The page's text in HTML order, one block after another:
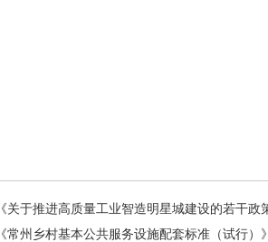
《关于推进高质量工业智造明星城建设的若干政
《常州乡村基本公共服务设施配套标准（试行）